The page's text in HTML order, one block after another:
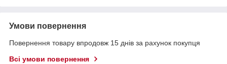
Умови повернення
Повернення товару впродовж 15 днів за рахунок покупця
Всі умови повернення